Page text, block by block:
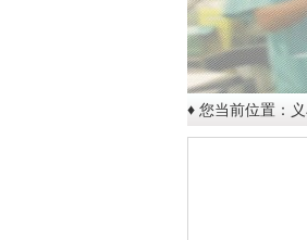
♦ 您当前位置：